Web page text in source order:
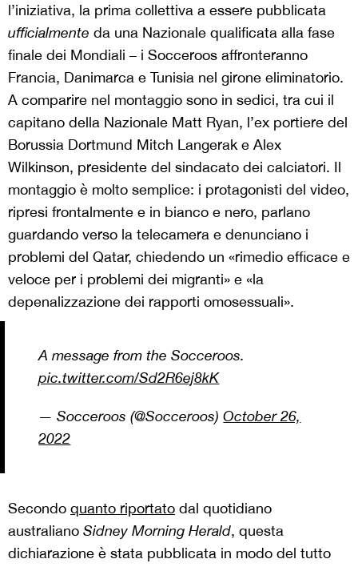
l’iniziativa, la prima collettiva a essere pubblicata
ufficialmente da una Nazionale qualificata alla fase
finale dei Mondiali – i Socceroos affronteranno
Francia, Danimarca e Tunisia nel girone eliminatorio.
A comparire nel montaggio sono in sedici, tra cui il
capitano della Nazionale Matt Ryan, l’ex portiere del
Borussia Dortmund Mitch Langerak e Alex
Wilkinson, presidente del sindacato dei calciatori. Il
montaggio è molto semplice: i protagonisti del video,
ripresi frontalmente e in bianco e nero, parlano
guardando verso la telecamera e denunciano i
problemi del Qatar, chiedendo un «rimedio efficace e
veloce per i problemi dei migranti» e «la
depenalizzazione dei rapporti omosessuali».
A message from the Socceroos.
pic.twitter.com/Sd2R6ej8kK
— Socceroos (@Socceroos)October 26,
2022
Secondo quanto riportato dal quotidiano
australiano Sidney Morning Herald, questa
dichiarazione è stata pubblicata in modo del tutto